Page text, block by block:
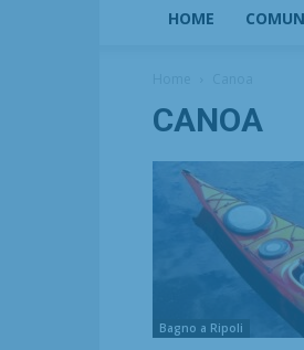
HOME
CANOA
Bagno a Ripoli